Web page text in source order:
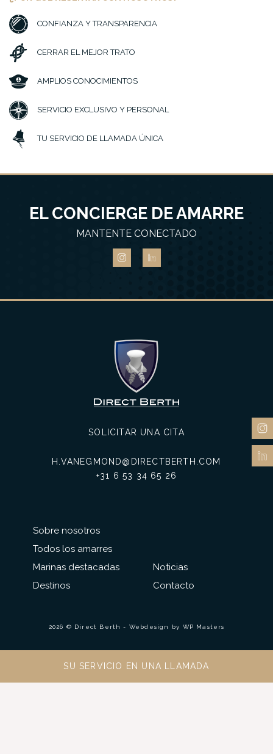
CONFIANZA Y TRANSPARENCIA
CERRAR EL MEJOR TRATO
AMPLIOS CONOCIMIENTOS
SERVICIO EXCLUSIVO Y PERSONAL
TU SERVICIO DE LLAMADA ÚNICA
EL CONCIERGE DE AMARRE
MANTENTE CONECTADO
Sobre nosotros
Todos los amarres
Marinas destacadas
Destinos
SOLICITAR UNA CITA
H.VANEGMOND@DIRECTBERTH.COM
+31 6 53 34 65 26
Noticias
Contacto
2026 © Direct Berth - Webdesign by WP Masters
SU SERVICIO EN UNA LLAMADA